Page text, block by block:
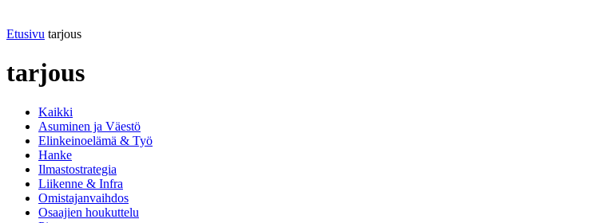
Etusivu tarjous
tarjous
Kaikki
Asuminen ja Väestö
Elinkeinoelämä & Työ
Hanke
Ilmastostrategia
Liikenne & Infra
Omistajanvaihdos
Osaajien houkuttelu